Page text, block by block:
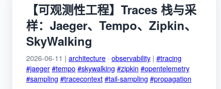
【可观测性工程】Traces 栈与采
样：Jaeger、Tempo、Zipkin、
SkyWalking
2026-06-11 | architecture · observability | #tracing
#jaeger#tempo#skywalking #zipkin #opentelemetry
#sampling #tracecontext#tail-sampling #propagation